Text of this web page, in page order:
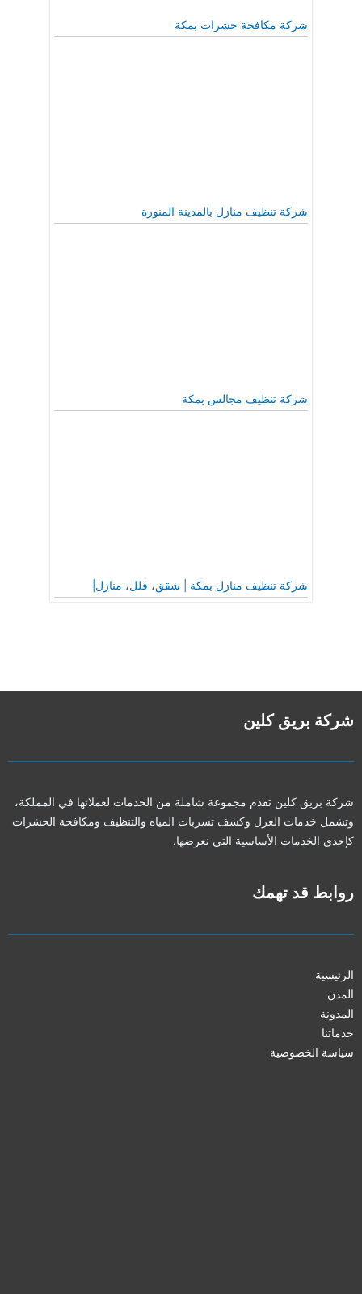
شركة مكافحة حشرات بمكة
شركة تنظيف منازل بالمدينة المنورة
شركة تنظيف مجالس بمكة
شركة تنظيف منازل بمكة | شقق، فلل، منازل|
شركة بريق كلين
شركة بريق كلين تقدم مجموعة شاملة من الخدمات لعملائها في المملكة،
وتشمل خدمات العزل وكشف تسربات المياه والتنظيف ومكافحة الحشرات
كإحدى الخدمات الأساسية التي نعرضها.
روابط قد تهمك
الرئيسية
المدن
المدونة
خدماتنا
سياسة الخصوصية